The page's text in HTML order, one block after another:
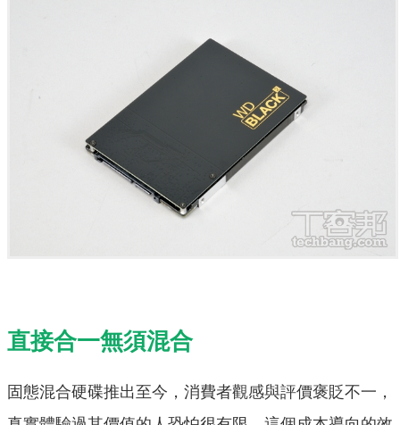
直接合一無須混合
固態混合硬碟推出至今，消費者觀感與評價褒貶不一，